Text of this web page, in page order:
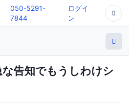
050-5291-
7844
ログイ
ン
告知でもうしわけシ